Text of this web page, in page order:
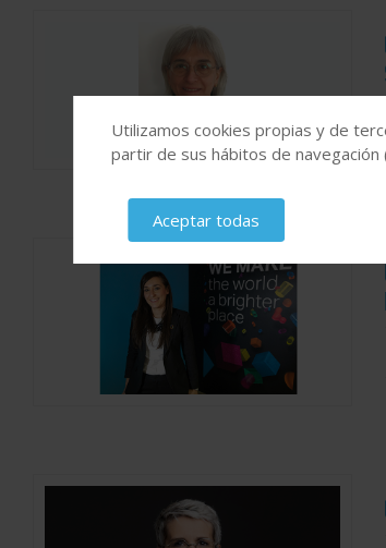
Utilizamos cookies propias y de
partir de sus hábitos de
Aceptar todas